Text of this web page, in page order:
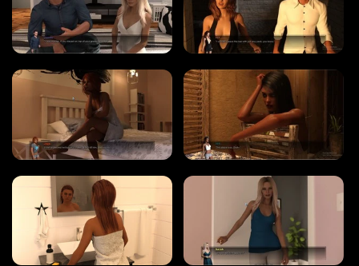
PC ポルノ ゲーム
モバイル ポルノ ゲーム
ダウンロード用追加
ポルノゲーム APK
ブログ
タグ
ゲームエンジン